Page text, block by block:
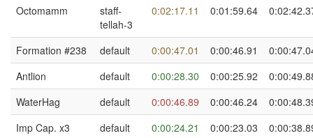
Octomamm
staff-
tellah-3
0:02:17.11 0:01:59.64
Formation #238 default 0:00:47.01 0:00:46.91
Antlion
default 0:00:28.30 0:00:25.92
WaterHag
default 0:00:46.89 0:00:46.24
Imp Cap. x3
default 0:00:24.21 0:00:23.03